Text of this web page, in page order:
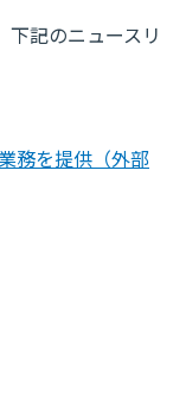
下記のニュースリ
務を提供 （外部